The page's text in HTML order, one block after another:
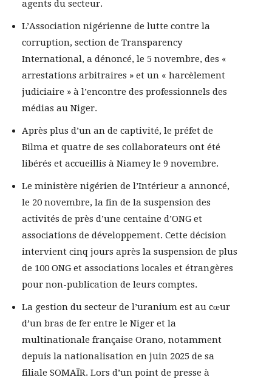
agents du secteur.
L’Association nigérienne de lutte contre la
corruption, section de Transparency
International, a dénoncé, le 5 novembre, des «
arrestations arbitraires » et un « harcèlement
judiciaire » à l’encontre des professionnels des
médias au Niger.
Après plus d’un an de captivité, le préfet de
Bilma et quatre de ses collaborateurs ont été
libérés et accueillis à Niamey le 9 novembre.
Le ministère nigérien de l’Intérieur a annoncé,
le 20 novembre, la fin de la suspension des
activités de près d’une centaine d’ONG et
associations de développement. Cette décision
intervient cinq jours après la suspension de plus
de 100 ONG et associations locales et étrangères
pour non-publication de leurs comptes.
La gestion du secteur de l’uranium est au cœur
d’un bras de fer entre le Niger et la
multinationale française Orano, notamment
depuis la nationalisation en juin 2025 de sa
filiale SOMAÏR. Lors d’un point de presse à